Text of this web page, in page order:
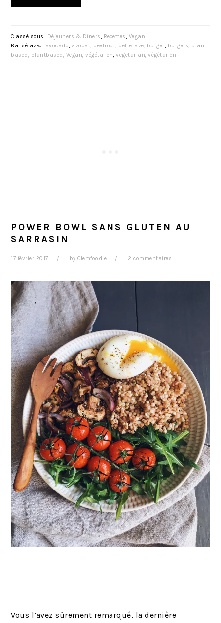
Classé sous : Déjeuners & Dîners, Recettes, Vegan
Balisé avec : avocado, avocat, beetroot, betterave, burger, burgers, plant
based , plantbased , Vegan,végétalien,vegetarian,végétarien
POWER BOWL SANS GLUTEN AU
SARRASIN
17 février 2017 byClemfoodie 2 commentaires
Vous l’avez sûrement remarqué, la dernière